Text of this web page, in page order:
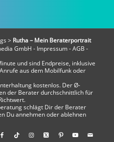
> Rutha – Mein Beraterportrait
GmbH - Impressum-AGB -
und sind Endpreise, inklusive
aus dem Mobilfunk oder
kostenlos. Der Ø-
der Berater durchschnittlich für
schlägt Dir der Berater
Du annehmen oder ablehnen